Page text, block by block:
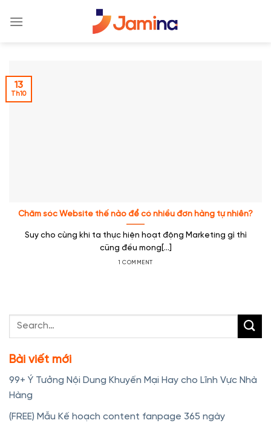
Chăm sóc Website thế nào để có nhiều đơn hàng tự nhiên?
Suy cho cùng khi ta thực hiện hoạt động Marketing gì thì
cũng đều mong[...]
1 COMMENT
13
Th10
Bài viết mới
99+ Ý Tưởng Nội Dung Khuyến Mại Hay cho Lĩnh Vực Nhà
Hàng
(FREE) Mẫu Kế hoạch content fanpage 365 ngày